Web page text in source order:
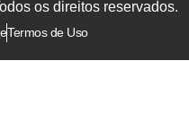
os direitos reservados.
Termos de Uso